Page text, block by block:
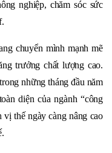
nghiệp, chăm sóc sức
chuyển mình mạnh mẽ
trưởng chất lượng cao.
những tháng đầu năm
diện của ngành “công
thế ngày càng nâng cao